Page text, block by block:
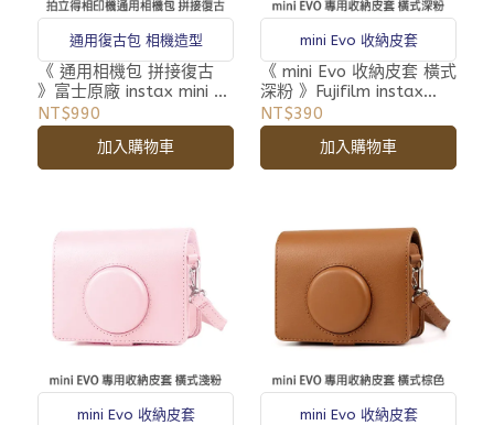
通用復古包 相機造型
《 通用相機包 拼接復古
》富士原廠 instax mini 拍
立得 相印機 專用 相機包
收納包 附背帶
NT$990
加入購物車
mini Evo 收納皮套
《 mini Evo 收納皮套 橫式
深粉 》Fujifilm instax
FI019 富士 拍立得 專用皮
套 附背帶
NT$390
加入購物車
mini Evo 收納皮套 mini Evo 收納皮套